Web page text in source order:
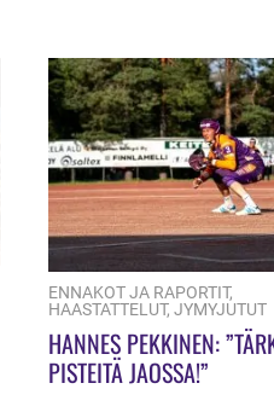
ENNAKOT JA RAPORTIT,
HAASTATTELUT, JYMYJUTUT
HANNES PEKKINEN:
PISTEITÄ JAOSSA!”